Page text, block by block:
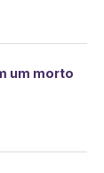
um morto